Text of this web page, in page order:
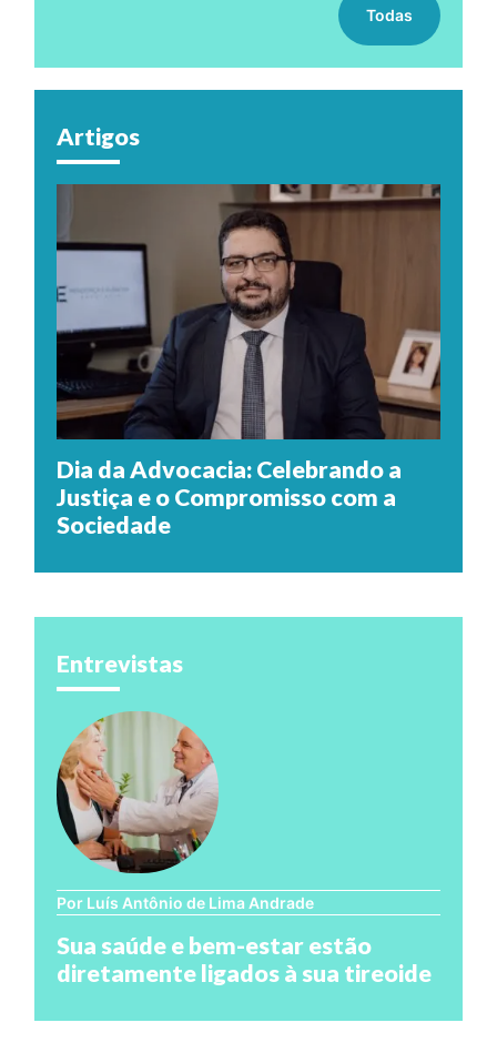
Todas
Artigos
Dia da Advocacia: Celebrando a
Justiça e o Compromisso com a
Sociedade
Entrevistas
Por Luís Antônio de Lima Andrade
Sua saúde e bem-estar estão
diretamente ligados à sua tireoide